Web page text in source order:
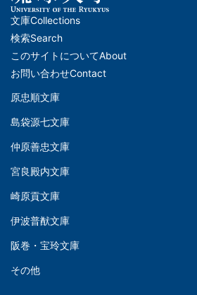
メ
イ
ン
ナ
ビ
ー
シ
ョ
ン
ッ
タ
文庫Collections
検索Search
このサイトについてAbout
お問い合わせContact
文
(Left)
原忠順文庫
島袋源七文庫
仲原善忠文庫
文
(Middle)
宮良殿内文庫
崎原貢文庫
伊波普猷文庫
文
庫
阪巻・宝玲文庫
その他